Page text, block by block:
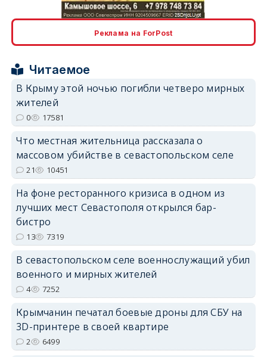
Реклама на ForPost
Читаемое
В Крыму этой ночью погибли четверо мирных
жителей
0 17581
Что местная жительница рассказала о
массовом убийстве в севастопольском селе
21 10451
На фоне ресторанного кризиса в одном из
лучших мест Севастополя открылся бар-
бистро
13 7319
В севастопольском селе военнослужащий убил
военного и мирных жителей
4 7252
Крымчанин печатал боевые дроны для СБУ на
3D-принтере в своей квартире
2 6499